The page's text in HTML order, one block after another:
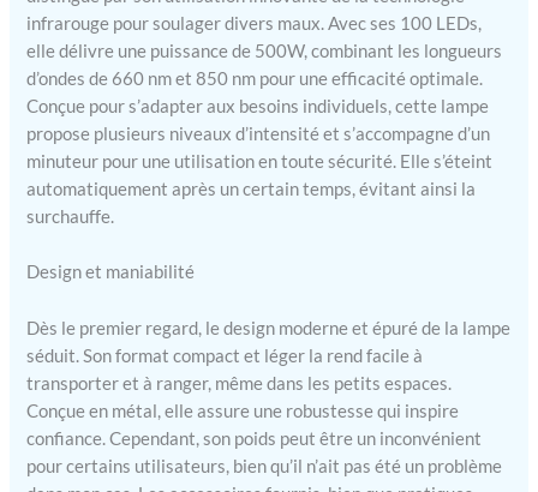
bénéfique pour un large
éventail de problèmes.
【Puissance de 500 W
pour une intensité
lumineuse plus élevée】 -
La consommation
électrique et l'intensité
atteint jusqu'à 156
mW/cm² en surface et 140
mW/cm² à 15 cm. Cette
intensité lumineuse élevée
offre de meilleurs résultats
pour le corps et le visage. Il
infrarouge pour soulager divers maux. Avec ses 100 LEDs,
elle délivre une puissance de 500W, combinant les longueurs
d’ondes de 660 nm et 850 nm pour une efficacité optimale.
Conçue pour s’adapter aux besoins individuels, cette lampe
propose plusieurs niveaux d’intensité et s’accompagne d’un
minuteur pour une utilisation en toute sécurité. Elle s’éteint
automatiquement après un certain temps, évitant ainsi la
surchauffe.
Design et maniabilité
Dès le premier regard, le design moderne et épuré de la lampe
séduit. Son format compact et léger la rend facile à
transporter et à ranger, même dans les petits espaces.
Conçue en métal, elle assure une robustesse qui inspire
confiance. Cependant, son poids peut être un inconvénient
pour certains utilisateurs, bien qu’il n’ait pas été un problème